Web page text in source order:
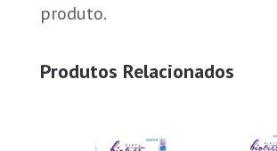
produto.
Produtos Relacionados